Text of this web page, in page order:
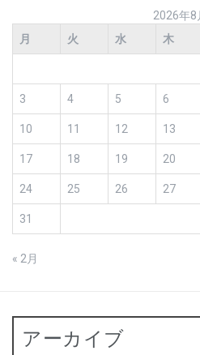
2026年8
月
火 水 木
3 4 5 6
10 11 12 13
17 18 19 20
24 25 26 27
31
« 2月
アーカイブ